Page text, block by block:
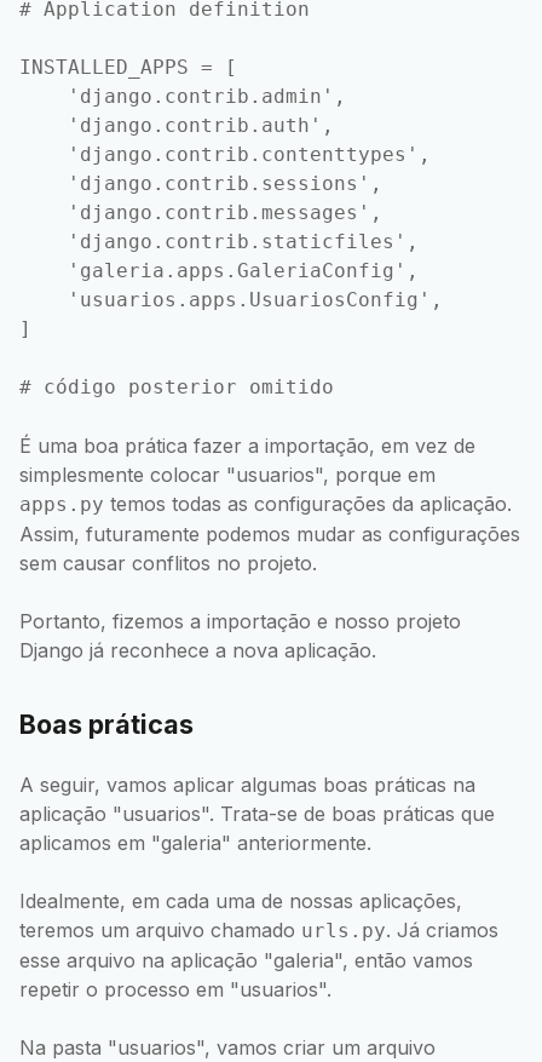
# Application definition
INSTALLED_APPS = [
    'django.contrib.admin',
    'django.contrib.auth',
    'django.contrib.contenttypes',
    'django.contrib.sessions',
    'django.contrib.messages',
    'django.contrib.staticfiles',
    'galeria.apps.GaleriaConfig',
    'usuarios.apps.UsuariosConfig',
]
# código posterior omitido
É uma boa prática fazer a importação, em vez de
simplesmente colocar "usuarios", porque em
apps.py temos todas as configurações da aplicação.
Assim, futuramente podemos mudar as configurações
sem causar conflitos no projeto.
Portanto, fizemos a importação e nosso projeto
Django já reconhece a nova aplicação.
Boas práticas
A seguir, vamos aplicar algumas boas práticas na
aplicação "usuarios". Trata-se de boas práticas que
aplicamos em "galeria" anteriormente.
Idealmente, em cada uma de nossas aplicações,
teremos um arquivo chamado urls.py. Já criamos
esse arquivo na aplicação "galeria", então vamos
repetir o processo em "usuarios".
Na pasta "usuarios", vamos criar um arquivo